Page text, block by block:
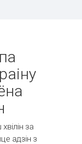
за
адзін з